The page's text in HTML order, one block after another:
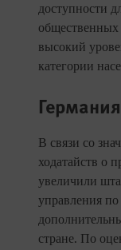
доступности
общественных
высокий
категории
Германия
В связи со
ходатайств о
увеличили
управления
стране. По